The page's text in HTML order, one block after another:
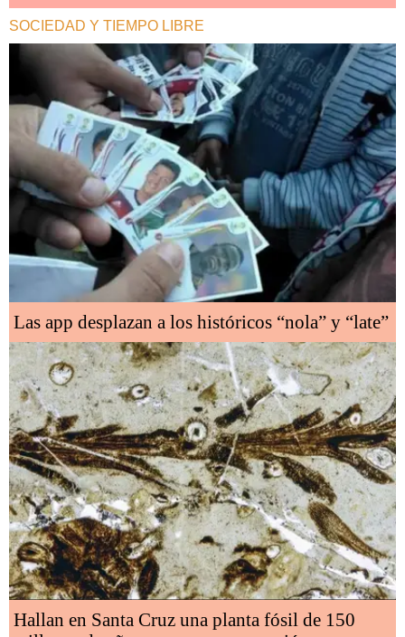
SOCIEDAD Y TIEMPO LIBRE
Las app desplazan a los históricos “nola” y “late”
Hallan en Santa Cruz una planta fósil de 150